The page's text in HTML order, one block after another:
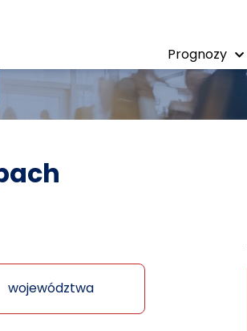
Prognozy
województwa